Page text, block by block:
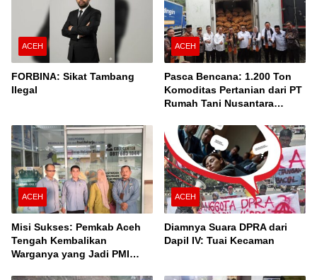
ACEH
FORBINA: Sikat Tambang
Ilegal
ACEH
Pasca Bencana: 1.200 Ton
Komoditas Pertanian dari PT
Rumah Tani Nusantara
Pasar Nasional
ACEH
Misi Sukses: Pemkab Aceh
Tengah Kembalikan
Warganya yang Jadi PMI
ACEH
Diamnya Suara DPRA dari
Dapil IV: Tuai Kecaman